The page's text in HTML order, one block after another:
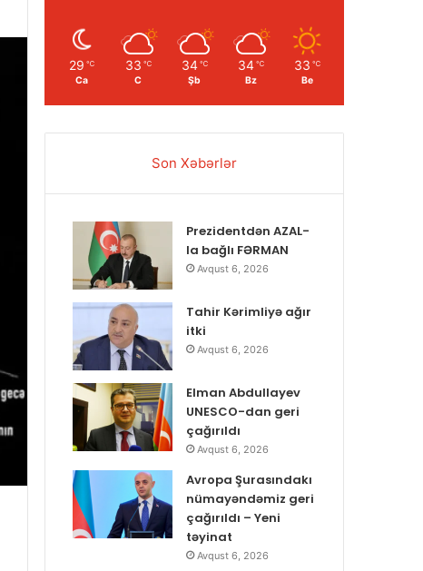
29 ℃
Ca
33 ℃
C
34 ℃
Şb
34 ℃
Bz
33 ℃
Be
Son Xəbərlər
Prezidentdən AZAL-
la bağlı FƏRMAN
Avqust 6, 2026
Tahir Kərimliyə ağır
itki
Avqust 6, 2026
Elman Abdullayev
UNESCO-dan geri
çağırıldı
Avqust 6, 2026
Avropa Şurasındakı
nümayəndəmiz geri
çağırıldı – Yeni
təyinat
Avqust 6, 2026